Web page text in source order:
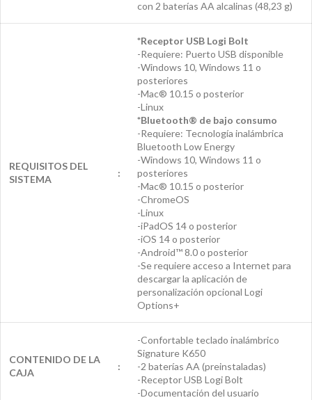
con 2 baterías AA alcalinas (48,23 g)
REQUISITOS DEL
SISTEMA
:
*Receptor USB Logi Bolt
-Requiere: Puerto USB disponible
-Windows 10, Windows 11 o
posteriores
-Mac® 10.15 o posterior
-Linux
*Bluetooth® de bajo consumo
-Requiere: Tecnología inalámbrica
Bluetooth Low Energy
-Windows 10, Windows 11 o
posteriores
-Mac® 10.15 o posterior
-ChromeOS
-Linux
-iPadOS 14 o posterior
-iOS 14 o posterior
-Android™ 8.0 o posterior
-Se requiere acceso a Internet para
descargar la aplicación de
personalización opcional Logi
Options+
CONTENIDO DE LA
CAJA
:
-Confortable teclado inalámbrico
Signature K650
-2 baterías AA (preinstaladas)
-Receptor USB Logi Bolt
-Documentación del usuario